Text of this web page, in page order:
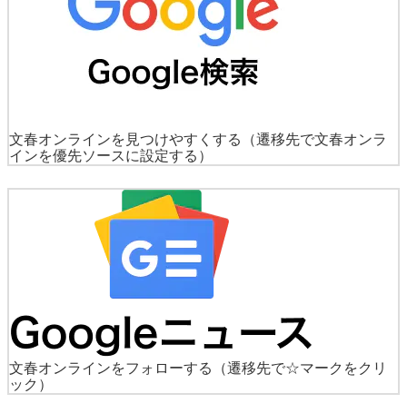
文春オンラインを見つけやすくする
（遷移先で文春オンラ
インを優先ソースに設定する）
文春オンラインをフォローする
（遷移先で☆マークをクリ
ック）